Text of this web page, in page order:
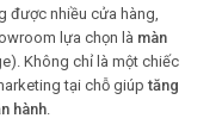
được nhiều cửa hàng,
lựa chọn là màn
Không chỉ là một chiếc
tại chỗ giúp tăng
hành